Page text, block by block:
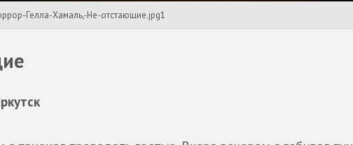
Гелла-Хамаль,-Не-отстающие.jpg1